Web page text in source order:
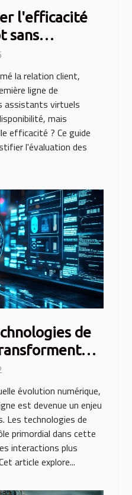
l'efficacité
sans
la relation client,
ligne de
assistants virtuels
mais
efficacité ? Ce guide
l'évaluation des
de
en
évolution numérique,
est devenue un enjeu
Les technologies de
primordial dans cette
interactions plus
article explore...